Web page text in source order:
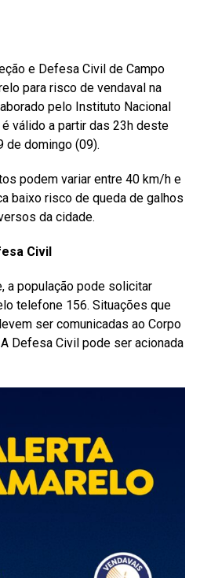
e Defesa Civil de Campo
para risco de vendaval na
pelo Instituto Nacional
válido a partir das 23h deste
de domingo (09).
podem variar entre 40 km/h e
baixo risco de queda de galhos
da cidade.
Civil
a população pode solicitar
telefone 156. Situações que
ser comunicadas ao Corpo
Defesa Civil pode ser acionada